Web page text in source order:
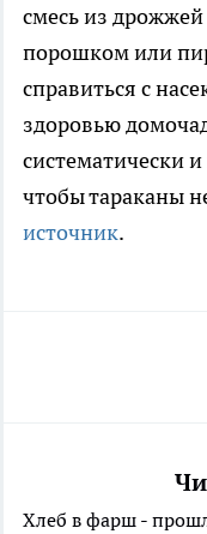
смесь из
порошком или
справиться с
здоровью
систематически
чтобы тараканы
источник.
Хлеб в фарш -